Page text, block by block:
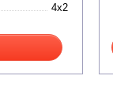
4x2